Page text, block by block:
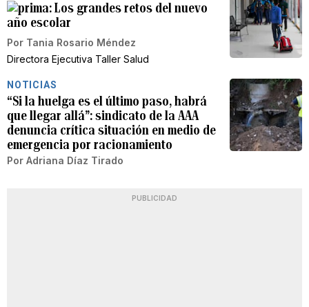
Los grandes retos del nuevo
año escolar
Por Tania Rosario Méndez
Directora Ejecutiva Taller Salud
NOTICIAS
“Si la huelga es el último paso, habrá
que llegar allá”: sindicato de la AAA
denuncia crítica situación en medio de
emergencia por racionamiento
Por Adriana Díaz Tirado
PUBLICIDAD